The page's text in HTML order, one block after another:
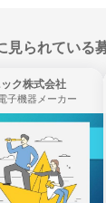
見られている
ク株式会社
子機器メーカー